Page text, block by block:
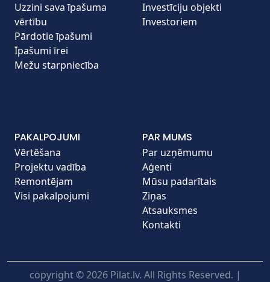
Uzzini sava īpašuma
vērtību
Pārdotie īpašumi
Īpašumi īrei
Mežu starpniecība
Investīciju objekti
Investoriem
PAKALPOJUMI
Vērtēšana
Projektu vadība
Remontējam
Visi pakalpojumi
PAR MUMS
Par uzņēmumu
Aģenti
Mūsu padarītais
Ziņas
Atsauksmes
Kontakti
copyright © 2026 Pilat.lv. All Rights Reserved. |